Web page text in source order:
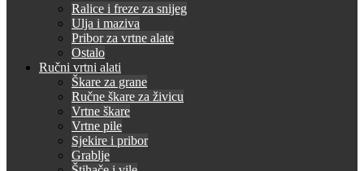
Ralice i freze za snijeg
Ulja i maziva
Pribor za vrtne alate
Ostalo
Ručni vrtni alati
Škare za grane
Ručne škare za živicu
Vrtne škare
Vrtne pile
Sjekire i pribor
Grablje